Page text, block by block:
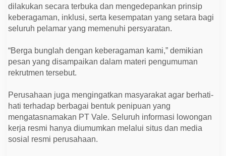
e
n
t
E
g
i
n
dilakukan secara terbuka dan mengedepankan prinsip
keberagaman, inklusi, serta kesempatan yang setara bagi
seluruh pelamar yang memenuhi persyaratan.
“Berga bunglah dengan keberagaman kami,” demikian
pesan yang disampaikan dalam materi pengumuman
rekrutmen tersebut.
Perusahaan juga mengingatkan masyarakat agar berhati-
hati terhadap berbagai bentuk penipuan yang
mengatasnamakan PT Vale. Seluruh informasi lowongan
kerja resmi hanya diumumkan melalui situs dan media
sosial resmi perusahaan.